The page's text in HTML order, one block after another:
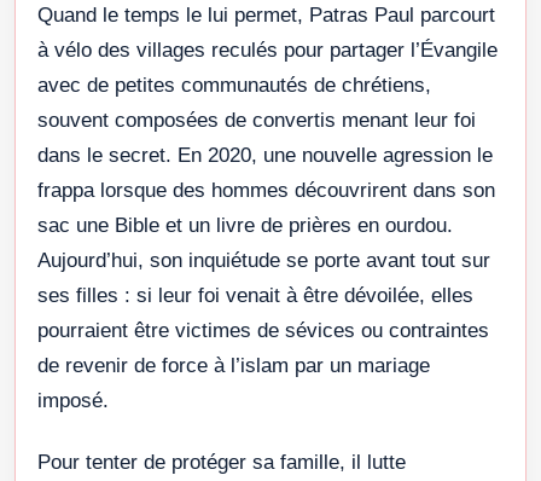
Quand le temps le lui permet, Patras Paul parcourt
à vélo des villages reculés pour partager l’Évangile
avec de petites communautés de chrétiens,
souvent composées de convertis menant leur foi
dans le secret. En 2020, une nouvelle agression le
frappa lorsque des hommes découvrirent dans son
sac une Bible et un livre de prières en ourdou.
Aujourd’hui, son inquiétude se porte avant tout sur
ses filles : si leur foi venait à être dévoilée, elles
pourraient être victimes de sévices ou contraintes
de revenir de force à l’islam par un mariage
imposé.
Pour tenter de protéger sa famille, il lutte